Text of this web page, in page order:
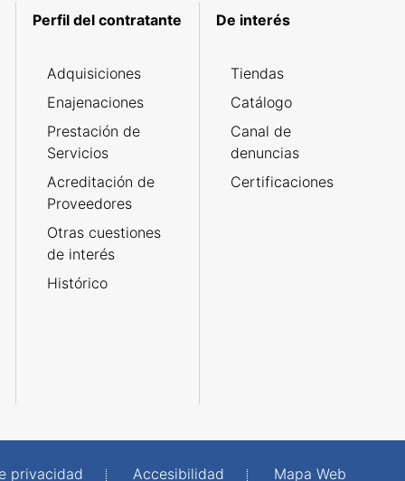
Perfil del contratante
Adquisiciones
Enajenaciones
Prestación de
Servicios
Acreditación de
Proveedores
Otras cuestiones
de interés
Histórico
De interés
Tiendas
Catálogo
Canal de
denuncias
Certificaciones
privacidad Accesibilidad Mapa Web